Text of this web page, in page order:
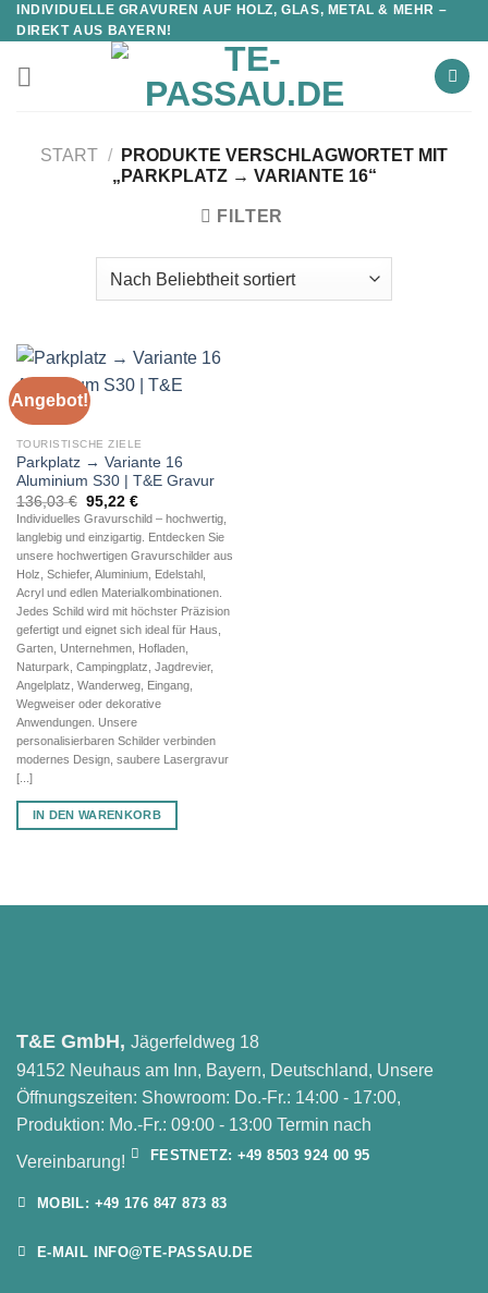
INDIVIDUELLE GRAVUREN AUF HOLZ, GLAS, METAL & MEHR –
DIREKT AUS BAYERN!
START /
PRODUKTE VERSCHLAGWORTET MIT
„PARKPLATZ → VARIANTE 16“
FILTER
Angebot!
TOURISTISCHE ZIELE
Parkplatz → Variante 16
Aluminium S30 | T&E Gravur
136,03€ Ursprünglicher
Preis
war:
136,03 €
95,22 €Aktueller
Preis
ist:
95,22 €.
Individuelles Gravurschild – hochwertig,
langlebig und einzigartig. Entdecken Sie
unsere hochwertigen Gravurschilder aus
Holz, Schiefer, Aluminium, Edelstahl,
Acryl und edlen Materialkombinationen.
Jedes Schild wird mit höchster Präzision
gefertigt und eignet sich ideal für Haus,
Garten, Unternehmen, Hofladen,
Naturpark, Campingplatz, Jagdrevier,
Angelplatz, Wanderweg, Eingang,
Wegweiser oder dekorative
Anwendungen. Unsere
personalisierbaren Schilder verbinden
modernes Design, saubere Lasergravur
[...]
IN DEN WARENKORB
T&E GmbH, Jägerfeldweg 18
94152 Neuhaus am Inn, Bayern, Deutschland, Unsere
Öffnungszeiten: Showroom: Do.-Fr.: 14:00 - 17:00,
Produktion: Mo.-Fr.: 09:00 - 13:00 Termin nach
Vereinbarung!
FESTNETZ: +49 8503 924 00 95
MOBIL: +49 176 847 873 83
E-MAIL INFO@TE-PASSAU.DE